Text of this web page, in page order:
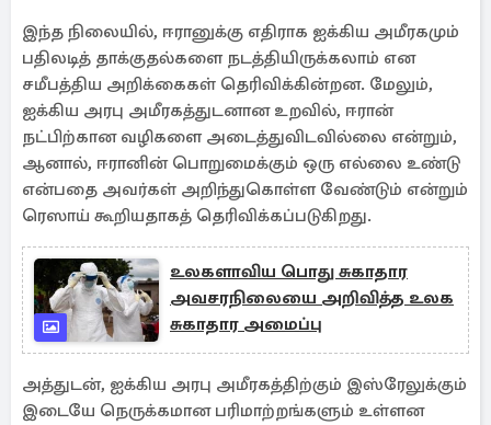
இந்த நிலையில், ஈரானுக்கு எதிராக ஐக்கிய அமீரகமும்
பதிலடித் தாக்குதல்களை நடத்தியிருக்கலாம் என
சமீபத்திய அறிக்கைகள் தெரிவிக்கின்றன. மேலும்,
ஐக்கிய அரபு அமீரகத்துடனான உறவில், ஈரான்
நட்பிற்கான வழிகளை அடைத்துவிடவில்லை என்றும்,
ஆனால், ஈரானின் பொறுமைக்கும் ஒரு எல்லை உண்டு
என்பதை அவர்கள் அறிந்துகொள்ள வேண்டும் என்றும்
ரெஸாய் கூறியதாகத் தெரிவிக்கப்படுகிறது.
உலகளாவிய பொது சுகாதார
அவசரநிலையை அறிவித்த உலக
சுகாதார அமைப்பு
அத்துடன், ஐக்கிய அரபு அமீரகத்திற்கும் இஸ்ரேலுக்கும்
இடையே நெருக்கமான பரிமாற்றங்களும் உள்ளன